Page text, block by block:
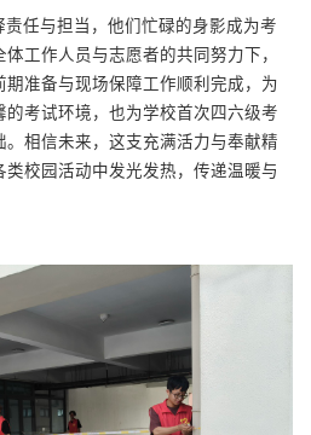
任与担当，他们忙碌的身影成为考
工作人员与志愿者的共同努力下，
准备与现场保障工作顺利完成，为
考试环境，也为学校首次四六级考
相信未来，这支充满活力与奉献精
校园活动中发光发热，传递温暖与